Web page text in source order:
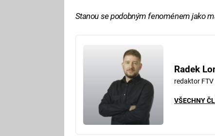
Stanou se podobným fenoménem jako
Radek
redaktor FTV
VŠECHNY